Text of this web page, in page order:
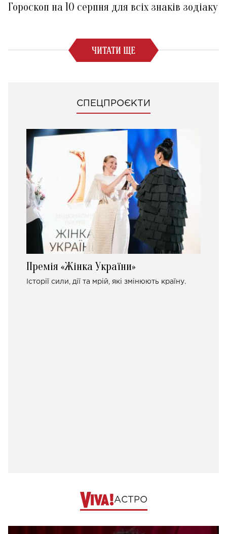
Гороскоп на 10 серпня для всіх знаків зодіаку
ЧИТАТИ ЩЕ
СПЕЦПРОЄКТИ
Премія «Жінка України»
Історії сили, дії та мрій, які змінюють країну.
АСТРО